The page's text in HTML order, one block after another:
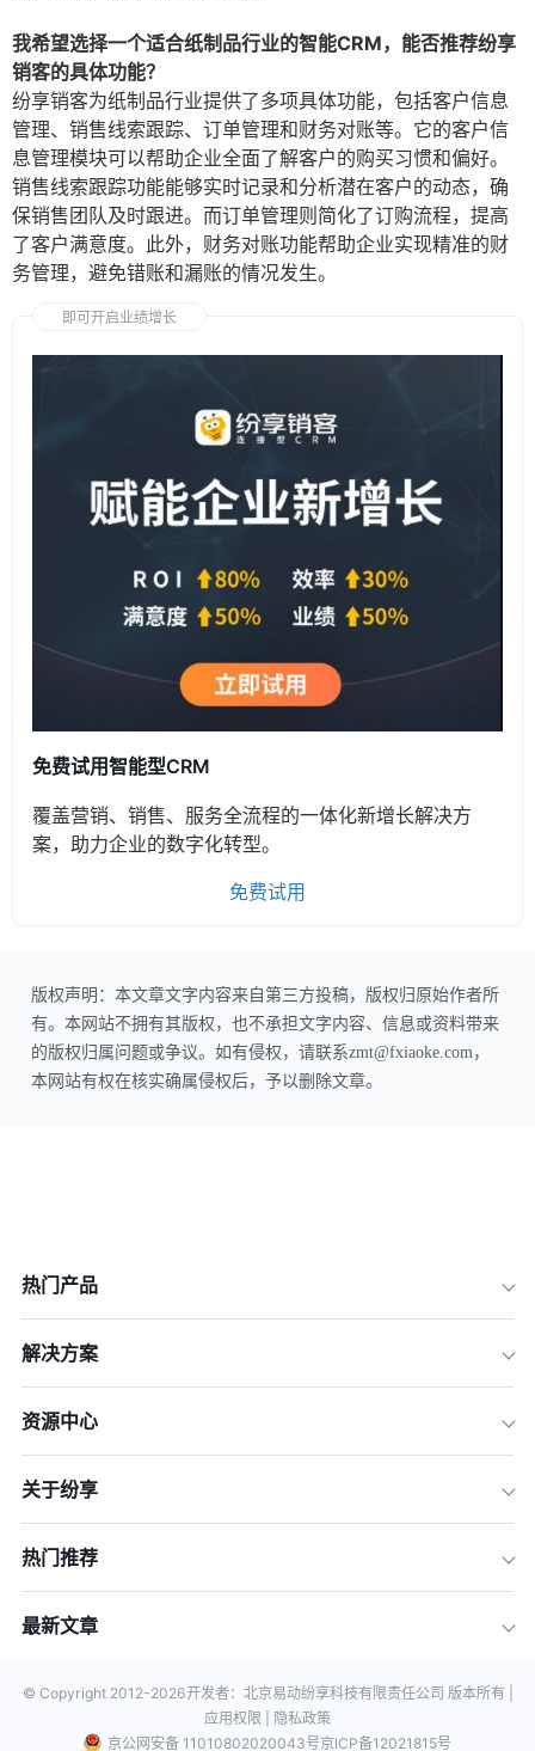
我希望选择一个适合纸制品行业的智能CRM，能否推荐纷享
销客的具体功能？
纷享销客为纸制品行业提供了多项具体功能，包括客户信息
管理、销售线索跟踪、订单管理和财务对账等。它的客户信
息管理模块可以帮助企业全面了解客户的购买习惯和偏好。
销售线索跟踪功能能够实时记录和分析潜在客户的动态，确
保销售团队及时跟进。而订单管理则简化了订购流程，提高
了客户满意度。此外，财务对账功能帮助企业实现精准的财
务管理，避免错账和漏账的情况发生。
即可开启业绩增长
免费试用智能型CRM
覆盖营销、销售、服务全流程的一体化新增长解决方
案，助力企业的数字化转型。
免费试用
版权声明：本文章文字内容来自第三方投稿，版权归原始作者所
有。本网站不拥有其版权，也不承担文字内容、信息或资料带来
的版权归属问题或争议。如有侵权，请联系zmt@fxiaoke.com，
本网站有权在核实确属侵权后，予以删除文章。
热门产品
解决方案
资源中心
关于纷享
热门推荐
最新文章
© Copyright 2012-2026开发者：北京易动纷享科技有限责任公司 版本所有 |
应用权限 |
隐私政策
京公网安备 11010802020043号京ICP备12021815号